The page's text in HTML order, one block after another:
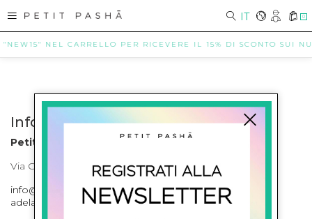
IT 0
NEL CARRELLO PER RICEVERE IL 15% DI SCONTO SUI
Info contatti
Petit Pasha
Via Cilea, 255 Napoli Corso Umberto I 301 Napoli
info@petitpasha.com, petitpasha@hotmail.it,
adelaide.petitpasha@hotmail.com